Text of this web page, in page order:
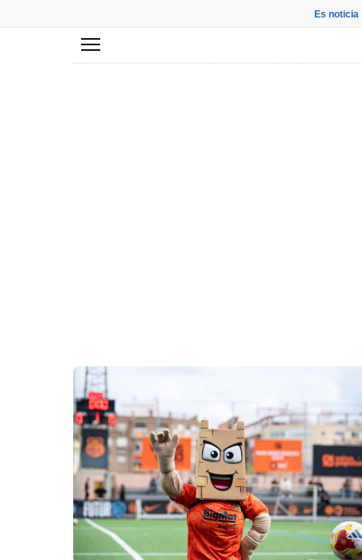
Es noticia
Menú